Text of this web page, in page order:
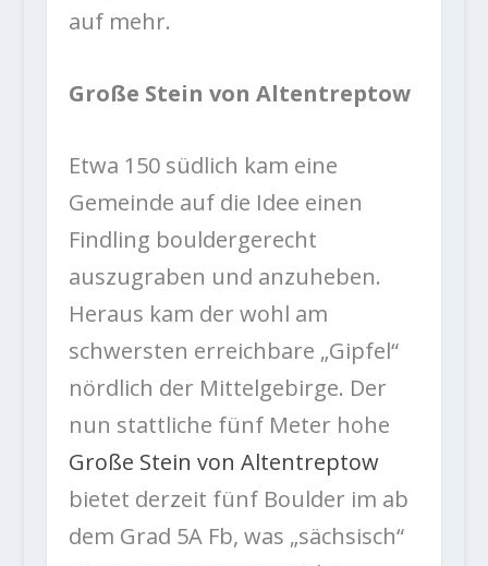
auf mehr.
Große Stein von Altentreptow
Etwa 150 südlich kam eine
Gemeinde auf die Idee einen
Findling bouldergerecht
auszugraben und anzuheben.
Heraus kam der wohl am
schwersten erreichbare „Gipfel“
nördlich der Mittelgebirge. Der
nun stattliche fünf Meter hohe
Große Stein von Altentreptow
bietet derzeit fünf Boulder im ab
dem Grad 5A Fb, was „sächsisch“